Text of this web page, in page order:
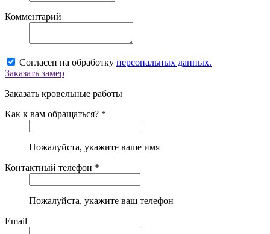
Комментарий
Согласен на обработку персональных данных.
Заказать замер
Заказать кровельные работы
Как к вам обращаться? *
Пожалуйста, укажите ваше имя
Контактный телефон *
Пожалуйста, укажите ваш телефон
Email